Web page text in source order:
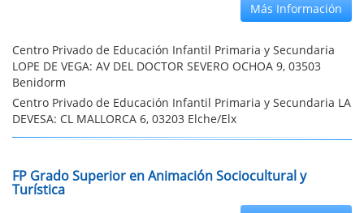
Más Información
Centro Privado de Educación Infantil Primaria y Secundaria
LOPE DE VEGA: AV DEL DOCTOR SEVERO OCHOA 9, 03503
Benidorm
Centro Privado de Educación Infantil Primaria y Secundaria LA
DEVESA: CL MALLORCA 6, 03203 Elche/Elx
FP Grado Superior en Animación Sociocultural y
Turística